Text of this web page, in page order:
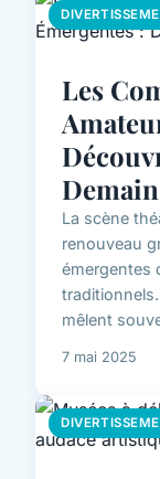
Les
Demain
La scène
renouveau
émergentes
mêlent
7 mai 2025